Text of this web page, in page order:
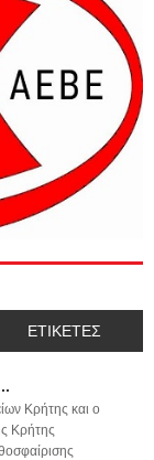
ΕΤΙΚΕΤΕΣ
Κρήτης και ο
Κρήτης